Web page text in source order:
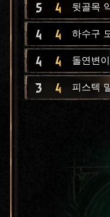
5 4 뒷골목
4 4 하수구
4 4 돌연변
3 4 피스텍